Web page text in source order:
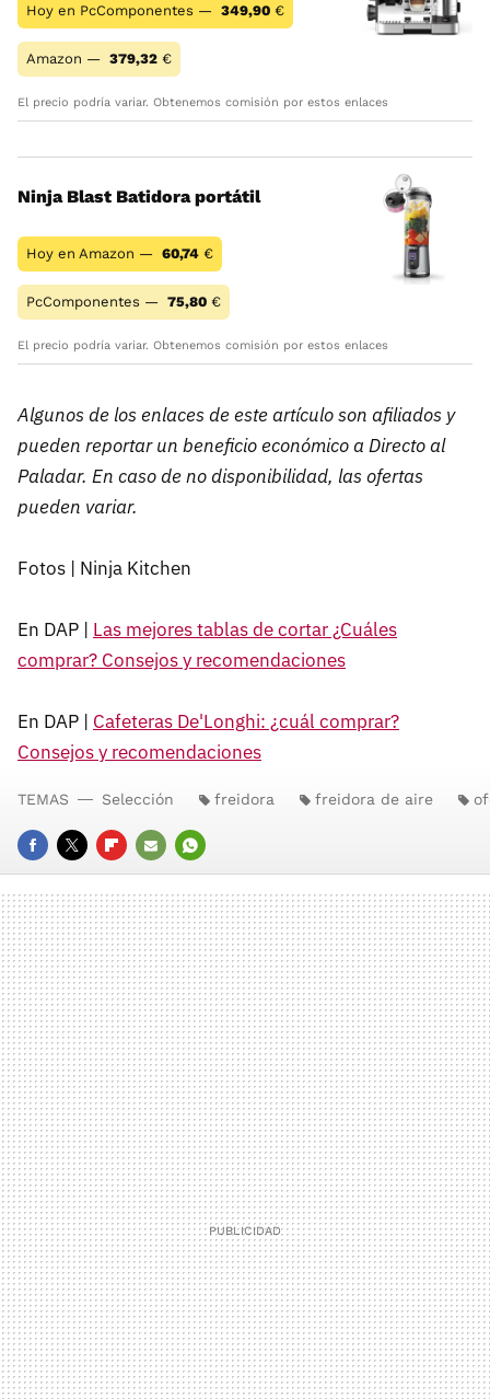
Hoy en PcComponentes — 349,90 €
Amazon — 379,32 €
El precio podría variar. Obtenemos comisión por estos enlaces
Ninja Blast Batidora portátil
Hoy en Amazon — 60,74 €
PcComponentes — 75,80 €
El precio podría variar. Obtenemos comisión por estos enlaces
Algunos de los enlaces de este artículo son afiliados y
pueden reportar un beneficio económico a Directo al
Paladar. En caso de no disponibilidad, las ofertas
pueden variar.
Fotos | Ninja Kitchen
En DAP | Las mejores tablas de cortar ¿Cuáles
comprar? Consejos y recomendaciones
En DAP | Cafeteras De'Longhi: ¿cuál comprar?
Consejos y recomendaciones
FACEBOOK
TWITTERFLIPBOARD
E-
MAIL
WHATSAPP
TEMAS Selección freidora freidora de aire